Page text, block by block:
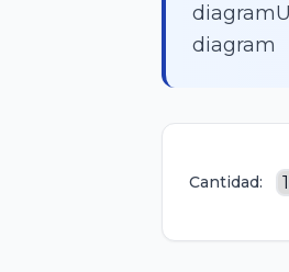
diagram
Cantidad: